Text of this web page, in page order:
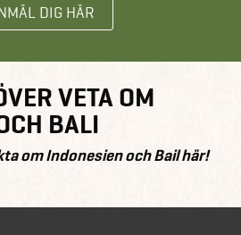
DIG HÄR
VETA OM
BALI
om Indonesien och Bail här!